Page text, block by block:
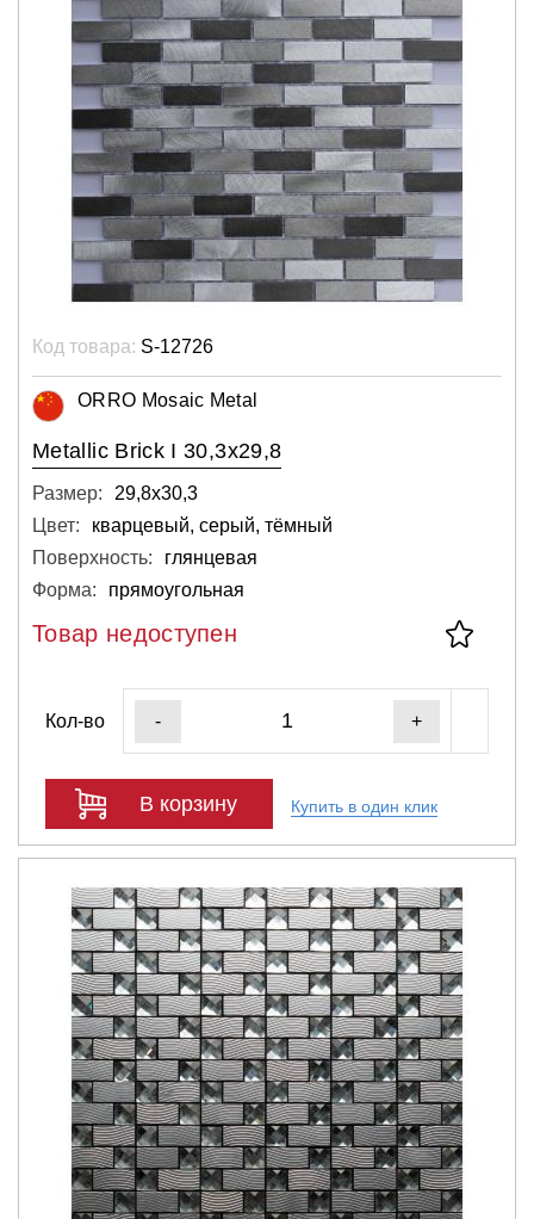
Код товара: S-12726
ORRO Mosaic Metal
Metallic Brick I 30,3x29,8
Размер:
29,8х30,3
Цвет:
кварцевый, серый, тёмный
Поверхность:
глянцевая
Форма:
прямоугольная
Товар недоступен
Кол-во - +
В корзину Купить в один клик